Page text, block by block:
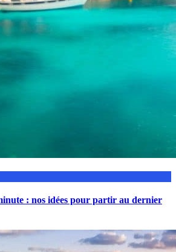
: nos idées pour partir au dernier